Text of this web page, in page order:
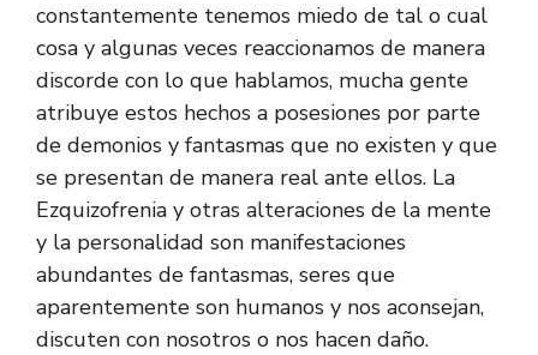
constantemente tenemos miedo de tal o cual
cosa y algunas veces reaccionamos de manera
discorde con lo que hablamos, mucha gente
atribuye estos hechos a posesiones por parte
de demonios y fantasmas que no existen y que
se presentan de manera real ante ellos. La
Ezquizofrenia y otras alteraciones de la mente
y la personalidad son manifestaciones
abundantes de fantasmas, seres que
aparentemente son humanos y nos aconsejan,
discuten con nosotros o nos hacen daño.